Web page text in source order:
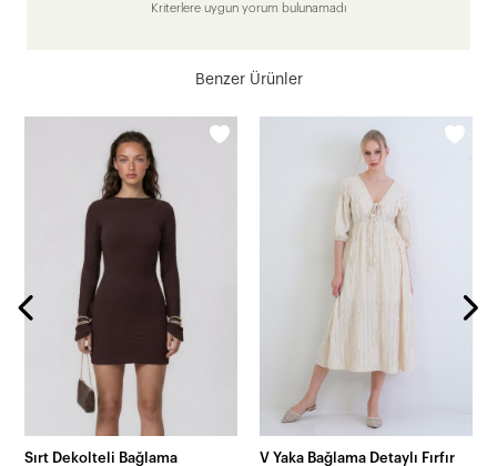
Kriterlere uygun yorum bulunamadı
Benzer Ürünler
Sırt Dekolteli Bağlama
V Yaka Bağlama Detaylı Fırfır